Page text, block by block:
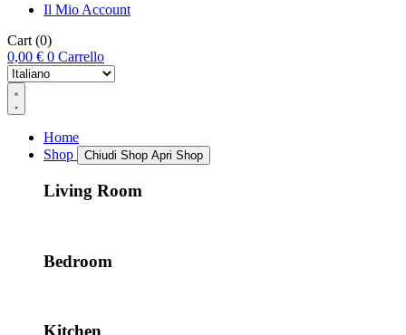
Il Mio Account
Cart (0)
0,00 € 0 Carrello
Home
Shop
Chiudi Shop Apri Shop
Living Room
Bedroom
Kitchen